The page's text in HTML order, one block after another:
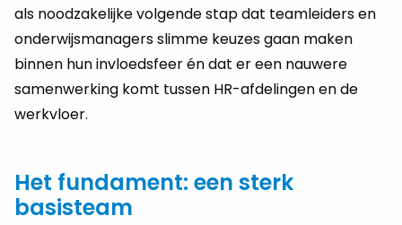
als noodzakelijke volgende stap dat teamleiders en
onderwijsmanagers slimme keuzes gaan maken
binnen hun invloedsfeer én dat er een nauwere
samenwerking komt tussen HR-afdelingen en de
werkvloer.
Het fundament: een sterk
basisteam